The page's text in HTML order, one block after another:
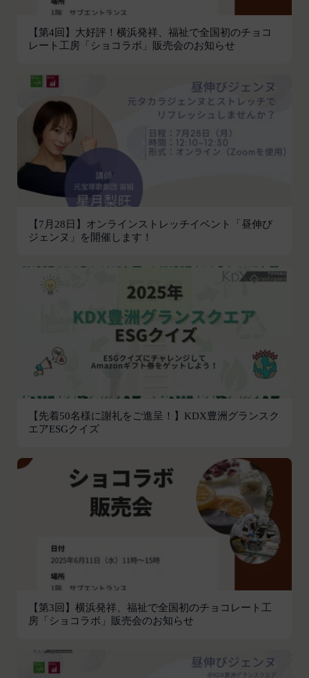
【第4回】大好評！横浜発祥、福祉で全国初のチョコ
レート工房「ショコラボ」販売会のお知らせ
【7月28日】オンラインストレッチイベント「昼伸び
ジェンヌ」を開催します！
【先着50名様に謝礼をご進呈！】KDX豊洲グランスク
エアESGクイズ
【第3回】横浜発祥、福祉で全国初のチョコレート工
房「ショコラボ」販売会のお知らせ
易の実現のために必要または適切であると判断した
場合、お客様情報の全部または一部を公開すること
があります。
お客様の保護のために、開示が合理的に必要である
と判断する場合、お客様情報の全部または一部を開
示することがあります。
売却または合併
組織再編、合併または譲渡に際し、当社が取得した
個人情報の全部または一部を関係者に移転すること
があります。
委託先等の管理
当社は、業務を委託するため委託先にお客様情報を
提供または開示する場合、当該委託先に対し、適切
供および当社の提供目的以外の目的での利用を行わ
ないよう適切に管理および監督します。
お客様がご自身の個人情報の内容を確認、訂正また
は利用停止を希望される場合には、個人情報保護法
その他の法令により当社が義務を負う範囲におい
て、速やかに対応させていただきます。
場合があります。
お問い合わせ
開示等のご希望、ご意見、ご質問、苦情のお申し出
は、下記の窓口までお願いいたします。
メールによるお問い合わせ
営業時間内に順次回答いたします。
お問い合わせ内容によっては回答にお時間をいただ
く場合や、ご返答できない場合がございます。あら
かじめご了承いただきますようお願い致します。
「@goyoh.jp」を含むメールアドレスから受信でき
るよう、あらかじめご設定ください。
メールによるお問い合わせについて、お客さまの個
人情報保護のため、SSL通信を使用しております。
合には、このお問い合わせフォームは利用できませ
んので、その場合にはお電話でのお問い合わせをお
があり、又は現在受けている場合
未成年者、成年被後見人、被保佐人又は被補助
人のいずれかであって、法定代理人、後見人､保
会員登録の申請に虚偽の事項が含まれている場
過去に当社との契約に違反した者またはその関
係者であると当社が判断した場合
反社会的勢力等（暴力団、暴力団員、右翼団
体、反社会的勢力、その他これに準ずるものを
意味します。以下同じ。）であるまたは資金提
供その他を通じて反社会的勢力等の維持、運営
もしくは経営に協力もしくは関与する等反社会
的勢力等との何らかの交流もしくは関係を行っ
その他会員登録が適当でないと当社が判断した
第5条（登録内容の変更）
会員は、登録情報の内容の全部または一部に関して
変更が生じた場合、直ちに当社所定の方法により登
録内容を変更する手続きを行うものとします。
会員が前項に定める変更手続きを行わなかった場合
効なものとすることをあらかじめ承諾します。
会員が本条第１項に定める変更手続きを行わなかっ
たことにより生じた損害について、当社は一切責任
第6条（IDおよびパスワードの管理）
会員は、会員登録等の際に会員本人が設定し、承
認・登録されたお客様IDおよびパスワードの利
用、管理について一切の責任を負うものとします。
会員は、お客様IDおよびパスワードの第三者への
譲渡、承継、名義変更、貸与、開示又は漏洩しては
ならないものとします。
会員のお客様IDおよびパスワードの使用上の過失
または第三者による不正使用等に起因する損害につ
いて、当社は一切責任を負わないものとします。
る損害について、当社は一切の責任を負わないもの
とします。